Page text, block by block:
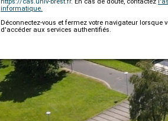
informatique.
Déconnectez-vous et fermez votre navigateur lorsque
d'accéder aux services authentifiés.